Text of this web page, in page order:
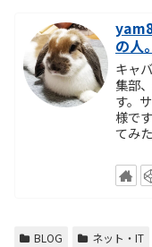
の人
キャ
集部
す。
様で
てみ
BLOG ネット・IT